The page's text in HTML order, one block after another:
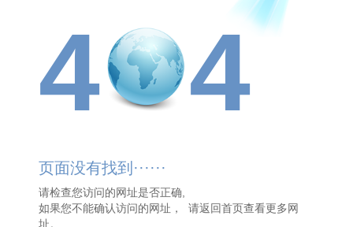
4 4
页面没有找到······
请检查您访问的网址是否正确,
如果您不能确认访问的网址， 请返回首页查看更多网
址。